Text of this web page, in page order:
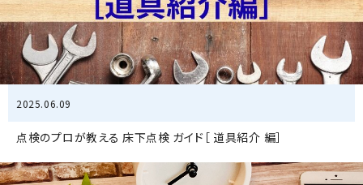
2025.06.09
点検のプロが教える 床下点検 ガイド［ 道具紹介 編］